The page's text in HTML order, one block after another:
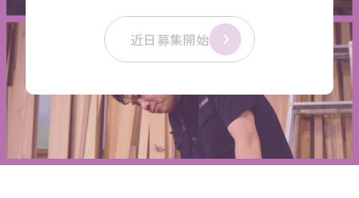
近日募集開始